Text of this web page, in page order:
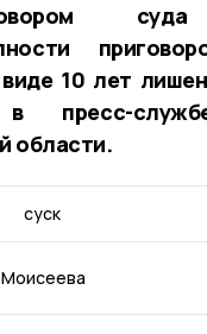
суда
виде 10 лет
в пресс-
области.
суск